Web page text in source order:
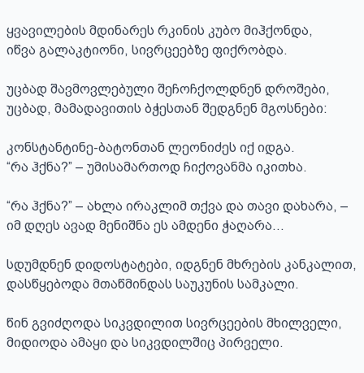
ყვავილების მდინარეს რკინის კუბო მიჰქონდა,
იწვა გალაკტიონი, სივრცეებზე ფიქრობდა.
უცბად შავმოვლებული შეჩოჩქოლდნენ დროშები,
უცბად, მამადავითის ბჭესთან შედგნენ მგოსნები:
კონსტანტინე-ბატონთან ლეონიძეს იქ იდგა.
“რა ჰქნა?” – უმისამართოდ ჩიქოვანმა იკითხა.
“რა ჰქნა?” – ახლა ირაკლიმ თქვა და თავი დახარა, –
იმ დღეს ავად მენიშნა ეს ამდენი ჭაღარა…
სდუმდნენ დიდოსტატები, იდგნენ მხრების კანკალით,
დასწყებოდა მთაწმინდას საუკუნის სამკალი.
წინ გვიძღოდა სიკვდილით სივრცეების მხილველი,
მიდიოდა ამაყი და სიკვდილშიც პირველი.